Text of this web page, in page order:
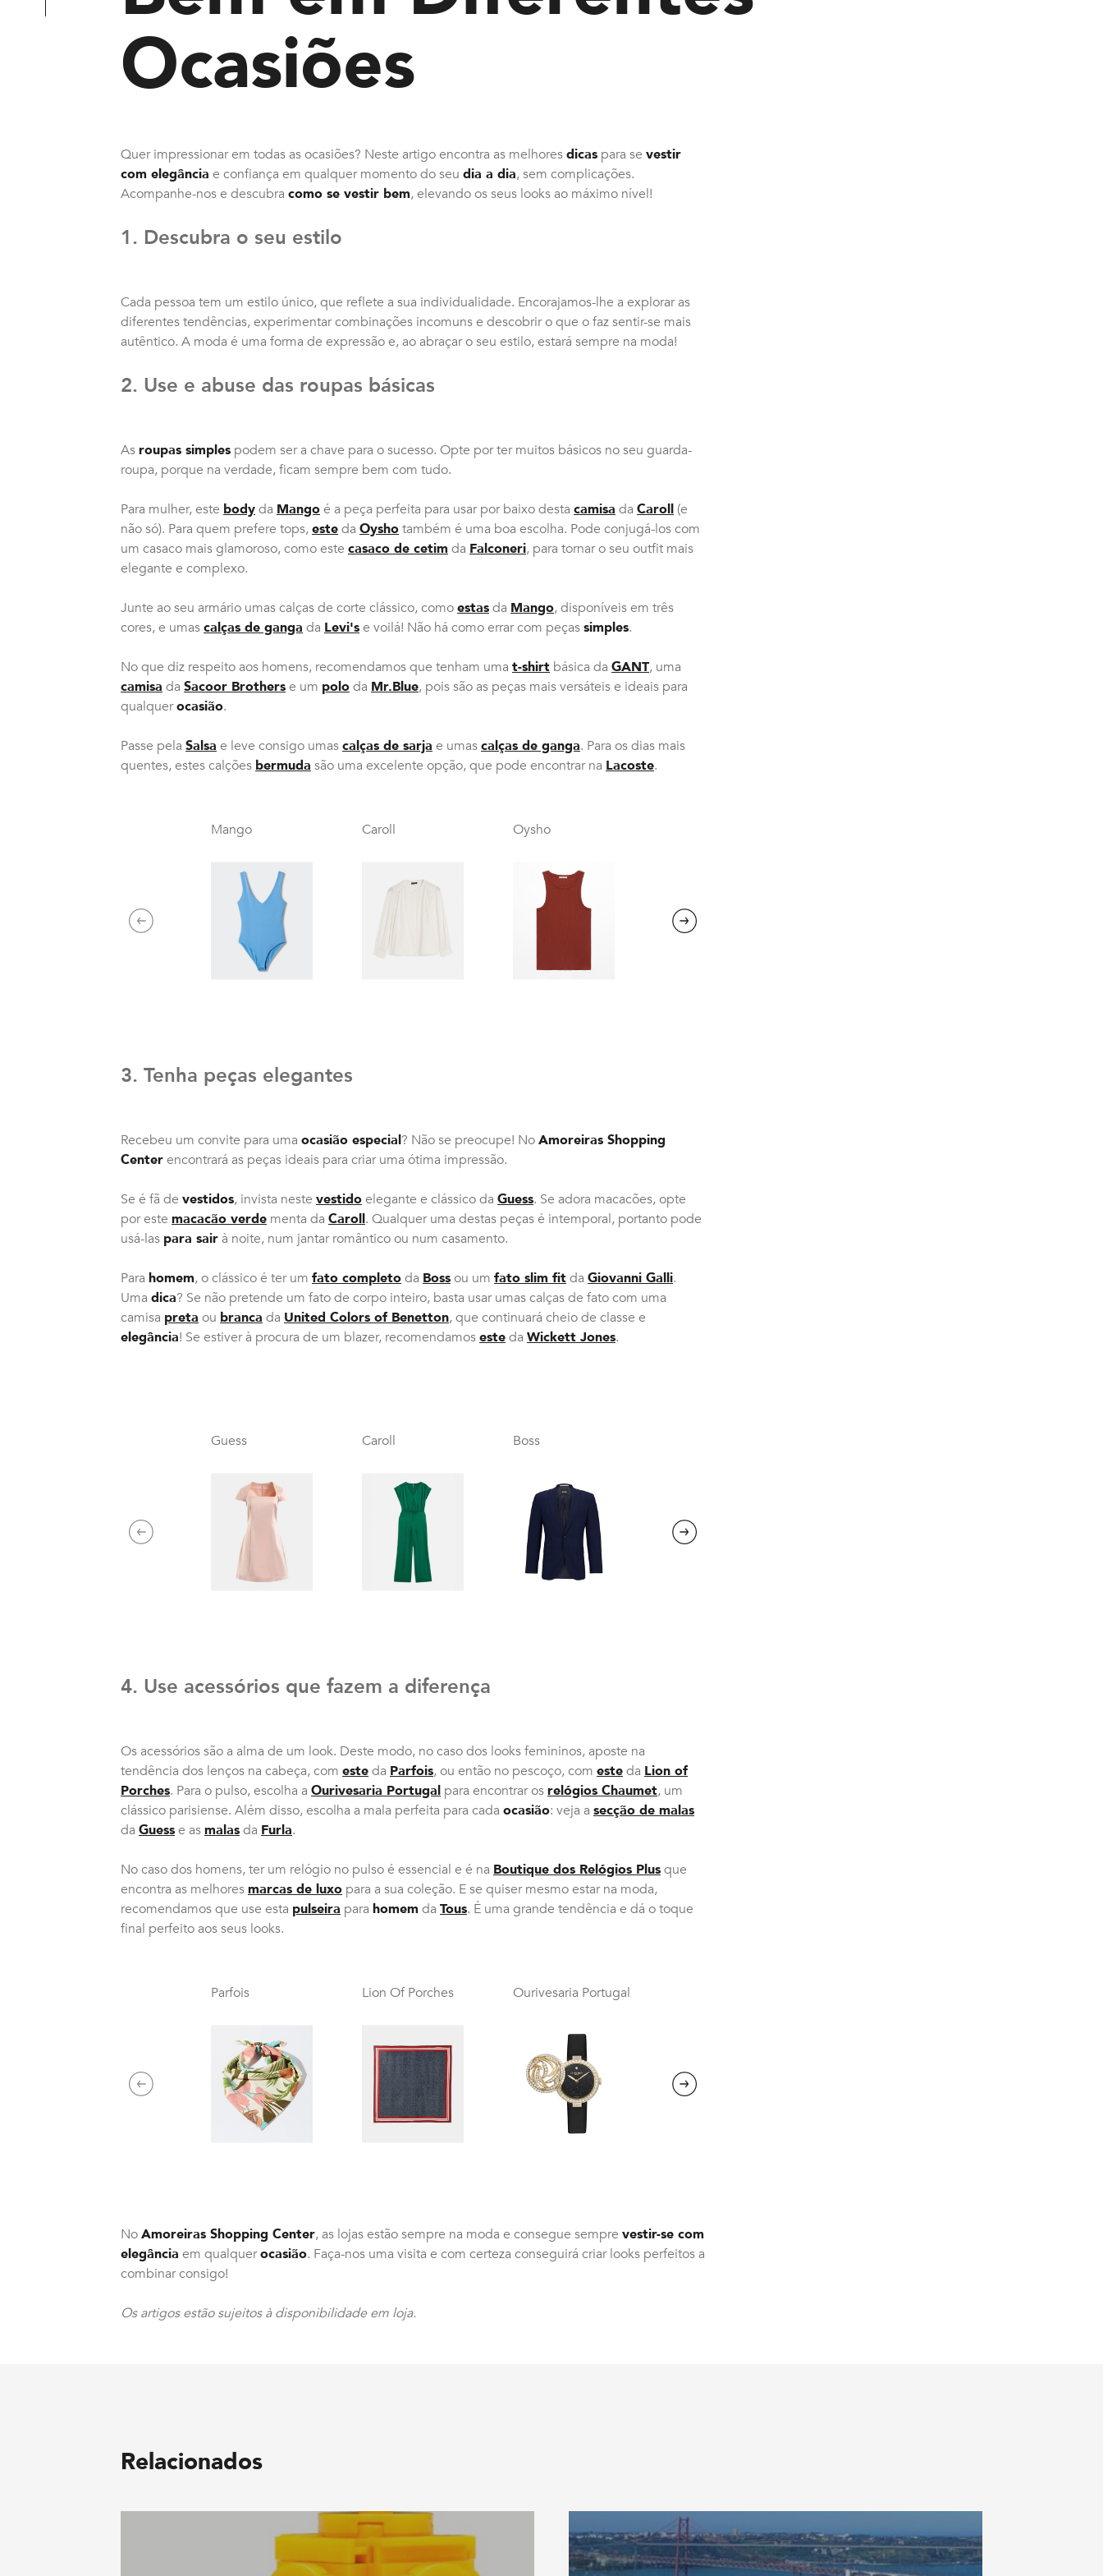
Ocasiões
Quer impressionar em todas as ocasiões? Neste artigo encontra as melhoresdicas para se vestir
com elegância e confiança em qualquer momento do seu dia a dia, sem complicações.
Acompanhe-nos e descubra como se vestir bem, elevando os seus looks ao máximo nível!
1. Descubra o seu estilo
Cada pessoa tem um estilo único, que reflete a sua individualidade. Encorajamos-lhe a explorar as
diferentes tendências, experimentar combinações incomuns e descobrir o que o faz sentir-se mais
autêntico. A moda é uma forma de expressão e, ao abraçar o seu estilo, estará sempre na moda!
2. Use e abuse das roupas básicas
Asroupas simples podem ser a chave para o sucesso. Opte por ter muitos básicos no seu guarda-
roupa, porque na verdade, ficam sempre bem com tudo.
Para mulher, este bodyda Mangoé a peça perfeita para usar por baixo desta camisa da Caroll (e
não só). Para quem prefere tops,esteda Oyshotambém é uma boa escolha. Pode conjugá-los com
um casaco mais glamoroso, como este casaco de cetim da Falconeri, para tornar o seu outfit mais
elegante e complexo.
Junte ao seu armário umas calças de corte clássico, comoestasda Mango, disponíveis em três
cores, e umascalças de ganga da Levi'se voilá! Não há como errar com peçassimples.
No que diz respeito aos homens, recomendamos que tenham uma t-shirt básica da GANT, uma
camisa da Sacoor Brotherse um poloda Mr.Blue, pois são as peças mais versáteis e ideais para
qualquerocasião.
Passe pela Salsa e leve consigo umascalças de sarja e umascalças de ganga. Para os dias mais
quentes, estes calções bermuda são uma excelente opção, que pode encontrar na Lacoste.
Mango Caroll Oysho
Previous Next
3. Tenha peças elegantes
Recebeu um convite para uma ocasião especial? Não se preocupe! NoAmoreiras Shopping
Centerencontrará as peças ideais para criar uma ótima impressão.
Se é fã de vestidos, invista neste vestidoelegante e clássico da Guess. Se adora macacões, opte
por este macacão verde menta da Caroll. Qualquer uma destas peças é intemporal, portanto pode
usá-las para sairà noite, num jantar romântico ou num casamento.
Para homem, o clássico é ter um fato completoda Bossou um fato slim fitda Giovanni Galli.
Uma dica? Se não pretende um fato de corpo inteiro, basta usar umas calças de fato com uma
camisa preta ou branca da United Colors of Benetton, que continuará cheio de classe e
elegância! Se estiver à procura de um blazer, recomendamosesteda Wickett Jones.
Guess Caroll Boss
Previous Next
4. Use acessórios que fazem a diferença
Os acessórios são a alma de um look. Deste modo, no caso dos looks femininos, aposte na
tendência dos lenços na cabeça, com esteda Parfois, ou então no pescoço, com esteda Lion of
Porches. Para o pulso, escolha a Ourivesaria Portugal para encontrar osrelógios Chaumet, um
clássico parisiense. Além disso, escolha a mala perfeita para cada ocasião: veja a secção de malas
da Guesse asmalasda Furla.
No caso dos homens, ter um relógio no pulso é essencial e é na Boutique dos Relógios Plusque
encontra as melhoresmarcas de luxo para a sua coleção. E se quiser mesmo estar na moda,
recomendamos que use esta pulseira para homem da Tous. É uma grande tendência e dá o toque
final perfeito aos seus looks.
Parfois Lion Of Porches Ourivesaria Portugal
Previous Next
NoAmoreiras Shopping Center, as lojas estão sempre na moda e consegue sempre vestir-se com
elegância em qualquerocasião. Faça-nos uma visita e com certeza conseguirá criar looks perfeitos a
combinar consigo!
Os artigos estão sujeitos à disponibilidade em loja.
Relacionados